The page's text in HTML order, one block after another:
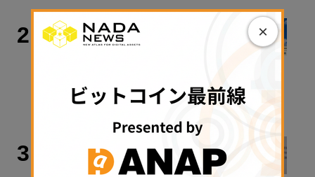
2 政策・規制
クラリティ法案、9月15日に審議入り
3
Bybit、2200億円流出事件で北朝鮮ハ
×